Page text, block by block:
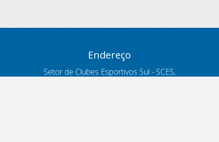
Endereço
Setor de Clubes Esportivos Sul - SCES,